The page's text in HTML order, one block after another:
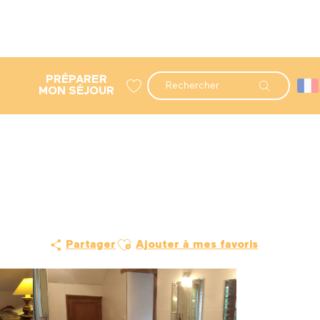
Recherche
PRÉPARER
MON SÉJOUR
Partager Ajouter aux favoris
Ajouter à mes favoris